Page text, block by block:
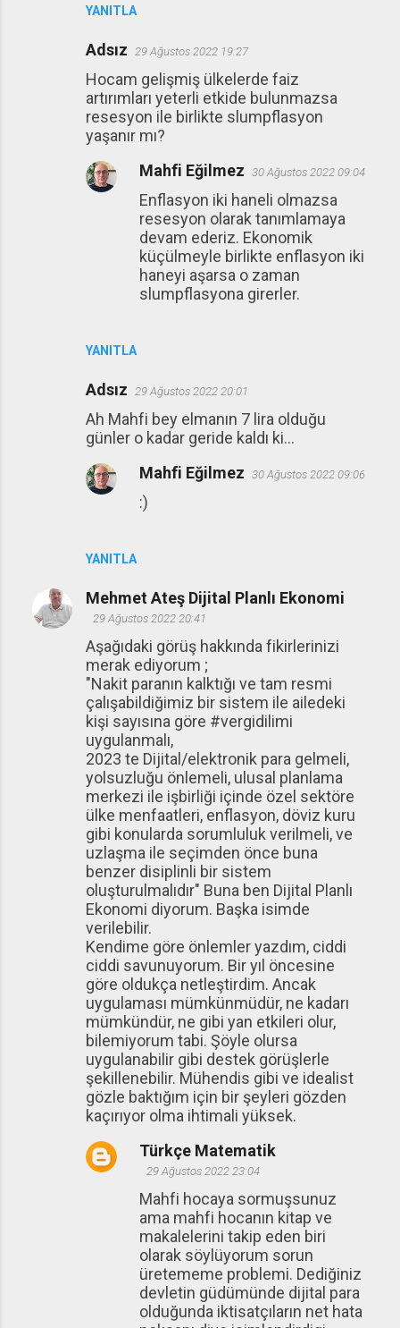
YANITLA
Adsız 29 Ağustos 2022 19:27
Hocam gelişmiş ülkelerde faiz
artırımları yeterli etkide bulunmazsa
resesyon ile birlikte slumpflasyon
yaşanır mı?
YANITLA
Mahfi Eğilmez 30 Ağustos 2022 09:04
Enflasyon iki haneli olmazsa
resesyon olarak tanımlamaya
devam ederiz. Ekonomik
küçülmeyle birlikte enflasyon iki
haneyi aşarsa o zaman
slumpflasyona girerler.
Adsız 29 Ağustos 2022 20:01
Ah Mahfi bey elmanın 7 lira olduğu
günler o kadar geride kaldı ki...
YANITLA
Mahfi Eğilmez 30 Ağustos 2022 09:06
:)
Mehmet Ateş Dijital Planlı Ekonomi
29 Ağustos 2022 20:41
Aşağıdaki görüş hakkında fikirlerinizi
merak ediyorum ;
"Nakit paranın kalktığı ve tam resmi
çalışabildiğimiz bir sistem ile ailedeki
kişi sayısına göre #vergidilimi
uygulanmalı,
2023 te Dijital/elektronik para gelmeli,
yolsuzluğu önlemeli, ulusal planlama
merkezi ile işbirliği içinde özel sektöre
ülke menfaatleri, enflasyon, döviz kuru
gibi konularda sorumluluk verilmeli, ve
uzlaşma ile seçimden önce buna
benzer disiplinli bir sistem
oluşturulmalıdır" Buna ben Dijital Planlı
Ekonomi diyorum. Başka isimde
verilebilir.
Kendime göre önlemler yazdım, ciddi
ciddi savunuyorum. Bir yıl öncesine
göre oldukça netleştirdim. Ancak
uygulaması mümkünmüdür, ne kadarı
mümkündür, ne gibi yan etkileri olur,
bilemiyorum tabi. Şöyle olursa
uygulanabilir gibi destek görüşlerle
şekillenebilir. Mühendis gibi ve idealist
gözle baktığım için bir şeyleri gözden
kaçırıyor olma ihtimali yüksek.
Türkçe Matematik
29 Ağustos 2022 23:04
Mahfi hocaya sormuşsunuz
ama mahfi hocanın kitap ve
makalelerini takip eden biri
olarak söylüyorum sorun
üretememe problemi. Dediğiniz
devletin güdümünde dijital para
olduğunda iktisatçıların net hata